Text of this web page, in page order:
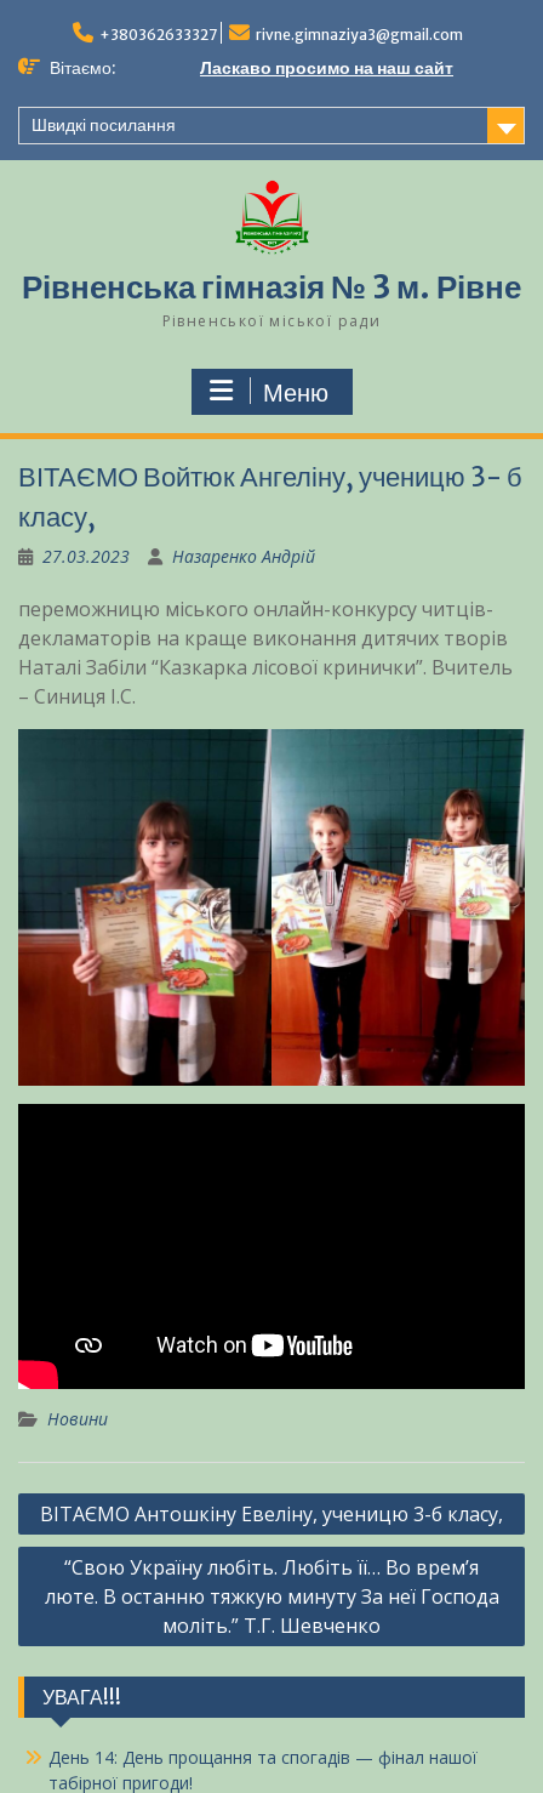
вмісту
+380362633327 rivne.gimnaziya3@gmail.com
Вітаємо: Ласкаво просимо на наш сайт
Швидкі посилання
Рівненська гімназія № 3 м. Рівне
Рівненської міської ради
Меню
ВІТАЄМО Войтюк Ангеліну, ученицю 3- б
класу,
27.03.2023 Назаренко Андрій
переможницю міського онлайн-конкурсу читців-
декламаторів на краще виконання дитячих творів
Наталі Забіли “Казкарка лісової кринички”. Вчитель
– Синиця І.С.
Новини
Навігація
записів
ВІТАЄМО Антошкіну Евеліну, ученицю 3-б класу,
“Свою Україну любіть. Любіть її… Во врем’я
люте. В останню тяжкую минуту За неї Господа
моліть.” Т.Г. Шевченко
УВАГА!!!
День 14: День прощання та спогадів — фінал нашої
табірної пригоди!